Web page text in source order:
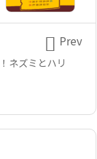
ネズミとハリ
 Prev